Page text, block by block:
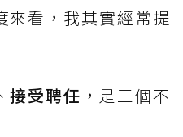
來看，我其實經常提
接受聘任 ，是三個不